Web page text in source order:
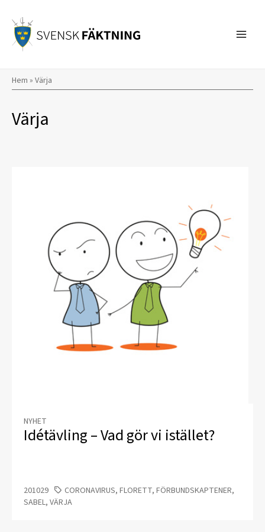
innehåll
Hem » Värja
Värja
NYHET
Idétävling – Vad gör vi istället?
201029
CORONAVIRUS, FLORETT, FÖRBUNDSKAPTENER,
SABEL, VÄRJA